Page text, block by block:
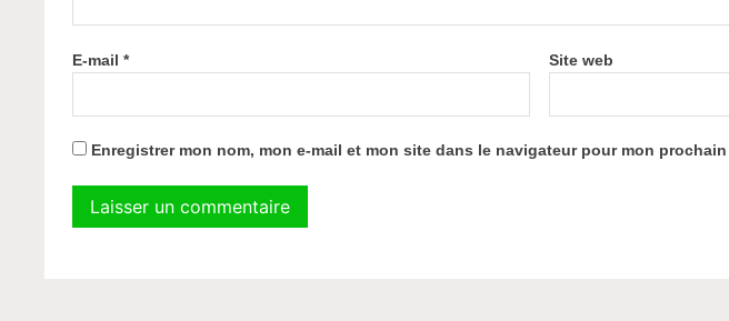
E-mail* Site web
Enregistrer mon nom, mon e-mail et mon site dans le navigateur pour mon